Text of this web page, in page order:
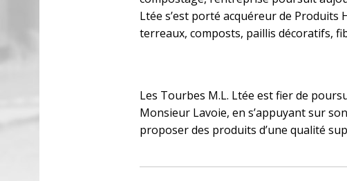
Ltée s’est porté acquéreur de
terreaux, composts, paillis décoratifs,
Les Tourbes M.L. Ltée est fier de
Monsieur Lavoie, en s’appuyant sur
proposer des produits d’une qualité